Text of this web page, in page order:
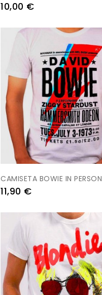
Preu
10,00 €
CAMISETA BOWIE IN PERSON
Preu
11,90 €